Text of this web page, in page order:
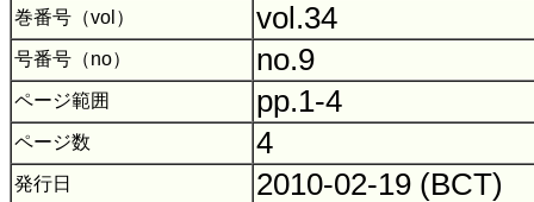
巻番号（vol） vol.34
号番号（no） no.9
ページ範囲 pp.1-4
ページ数 4
発行日 2010-02-19 (BCT)